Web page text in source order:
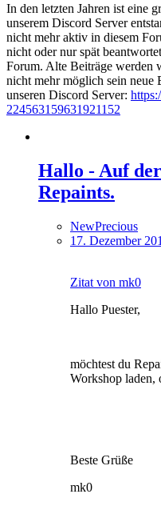
In den letzten Jahren ist eine
unserem Discord Server
nicht mehr aktiv in diesem
nicht oder nur spät
Forum. Alte Beiträge werden
nicht mehr möglich sein neue
unseren Discord Server:
224563159631921152
Hallo - Auf
Repaints.
NewPrecious
17. Dezember
Zitat von mk0
Hallo Puester,
möchtest du
Workshop laden,
Beste Grüße
mk0